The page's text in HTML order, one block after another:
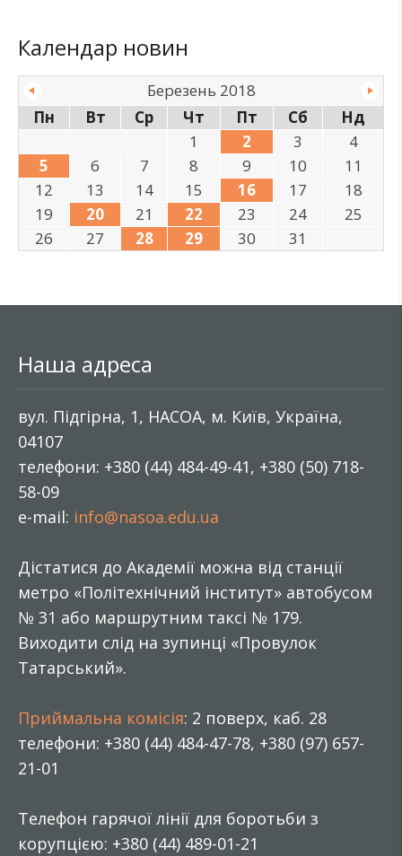
Календар новин
Березень 2018
Пн
Вт Ср Чт Пт Сб
Нд
1
2 3
4
5
6 7 8 9 10
11
12
13 14 15 16 17
18
19
20 21 22 23 24
25
26
27 28 29 30 31
Наша адреса
вул. Підгірна, 1, НАСОА, м. Київ, Україна,
04107
телефони: +380 (44) 484-49-41, +380 (50) 718-
58-09
e-mail: info@nasoa.edu.ua
Дістатися до Академії можна від станції
метро «Політехнічний інститут» автобусом
№ 31 або маршрутним таксі № 179.
Виходити слід на зупинці «Провулок
Татарський».
Приймальна комісія: 2 поверх, каб. 28
телефони: +380 (44) 484-47-78, +380 (97) 657-
21-01
Телефон гарячої лінії для боротьби з
корупцією: +380 (44) 489-01-21